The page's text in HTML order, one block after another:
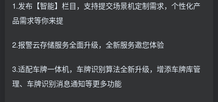
1.发布【智能】栏目，支持提交场景机定制需求，个性化产
品需求等你来提
2.报警云存储服务全面升级，全新服务邀您体验
3.适配车牌一体机，车牌识别算法全新升级，增添车牌库管
理、车牌识别消息通知等更多功能